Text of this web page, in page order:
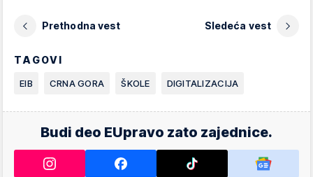
Prethodna vest Sledeća vest
TAGOVI
EIB CRNA GORA ŠKOLE DIGITALIZACIJA
Budi deo EUpravo zato zajednice.